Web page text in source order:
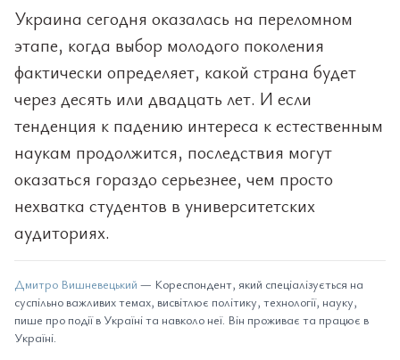
Украина сегодня оказалась на переломном
этапе, когда выбор молодого поколения
фактически определяет, какой страна будет
через десять или двадцать лет. И если
тенденция к падению интереса к естественным
наукам продолжится, последствия могут
оказаться гораздо серьезнее, чем просто
нехватка студентов в университетских
аудиториях.
Дмитро Вишневецький — Кореспондент, який спеціалізується на
суспільно важливих темах, висвітлює політику, технології, науку,
пише про події в Україні та навколо неї. Він проживає та працює в
Україні.